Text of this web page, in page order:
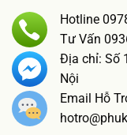
Hotline
Tư Vấn
Địa chỉ: Số
Nội
Email Hỗ